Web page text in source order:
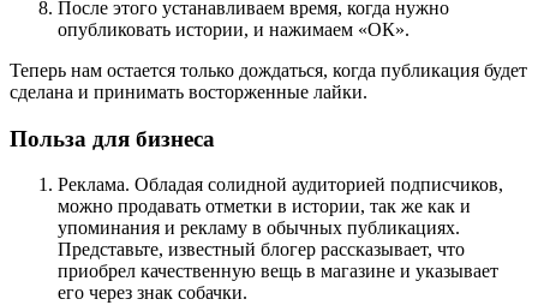
После этого устанавливаем время, когда нужно
опубликовать истории, и нажимаем «ОК».
Теперь нам остается только дождаться, когда публикация будет
сделана и принимать восторженные лайки.
Польза для бизнеса
Реклама. Обладая солидной аудиторией подписчиков,
можно продавать отметки в истории, так же как и
упоминания и рекламу в обычных публикациях.
Представьте, известный блогер рассказывает, что
приобрел качественную вещь в магазине и указывает
его через знак собачки.